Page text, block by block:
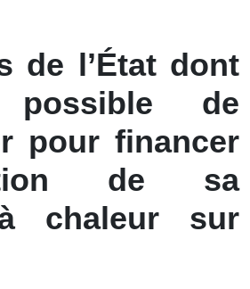
de l’État dont
de
pour financer
de sa
chaleur sur